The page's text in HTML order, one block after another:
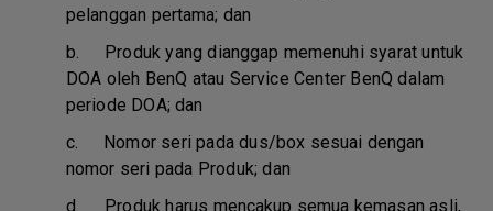
pelanggan pertama; dan
b. Produk yang dianggap memenuhi syarat untuk
DOA oleh BenQ atau Service Center BenQ dalam
periode DOA; dan
c. Nomor seri pada dus/box sesuai dengan
nomor seri pada Produk; dan
d. Produk harus mencakup semua kemasan asli,